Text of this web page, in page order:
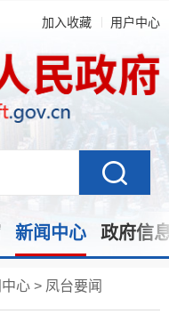
加入收藏 用户中心
新闻中心 政府信
心 > 凤台要闻